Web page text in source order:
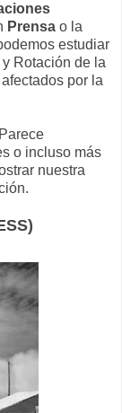
Prensa o la
estudiar
Rotación de la
por la
o incluso más
nuestra